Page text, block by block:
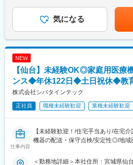
は2～3名が配属されています。
■キャリアパス：
サロン配属後は、接客や専門技術・
社員一人一人を大事にしており、成
例えば、サロンスタッフにおいては
を積んだベテランの先輩が座学・実
礎知識をはじめ、髪の触り方／シャ
し方などを丁寧に教えていきます。
医療現場向けのメディカル事業部、
ル部門、開業医向けの営業部門のい
・入社時の導入研修に加え、3か月
OJTで営業先、納品先、商材を覚え
業目標がつかない育成期間となり、
・メーカー営業の方と同行や勉強会
・医療福祉・科学機器の総合商社と
ますので、商品や使い方の知識を自
年収はあくまでも目安の金額であり
性があります。※固定残業金額は給
給：年1回■賞与：年2回（昨年実績
も目安の金額であり、選考を通じて
月給(月額)は固定手当を含めた表記
気になる
NEW
【仙台】未経験OK◎家庭用医療
ンス◆年休122日◆土日祝休◆教
株式会社シバタインテック
正社員 職種未経験歓迎 業種未経験歓迎
仕事内容
【未経験歓迎！/住宅手当あり/在宅
機器の配送・保守点検/安定性◎/地域
■業務内容
＜勤務地詳細＞本社住所：宮城県仙